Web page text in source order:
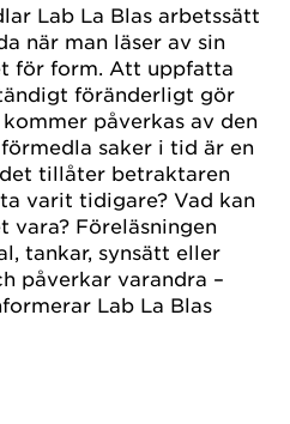
Lab La Blas arbetssätt
när man läser av sin
för form. Att uppfatta
föränderligt gör
påverkas av den
saker i tid är en
tillåter betraktaren
varit tidigare? Vad kan
vara? Föreläsningen
tankar, synsätt eller
påverkar varandra –
Lab La Blas